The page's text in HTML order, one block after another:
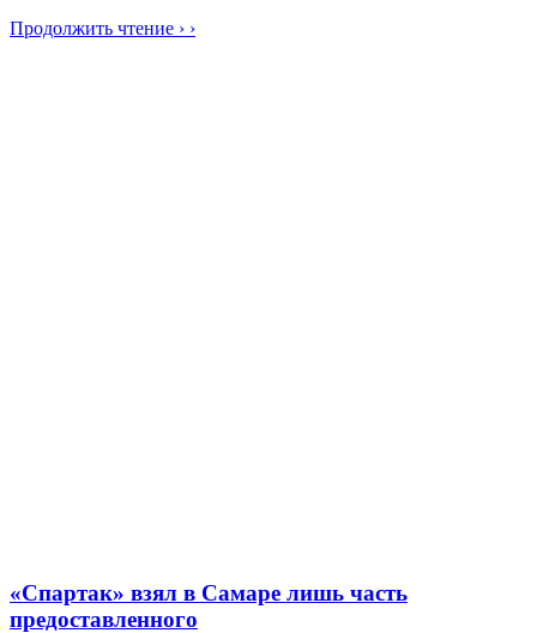
Продолжить чтение › ›
«Спартак» взял в Самаре лишь часть
предоставленного